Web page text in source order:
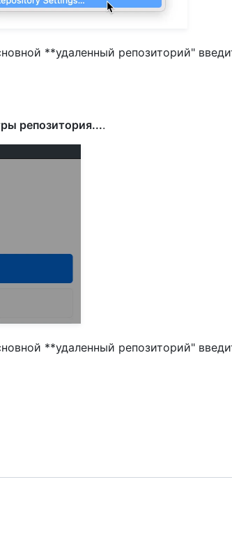
**удаленный репозиторий"
репозитория....
**удаленный репозиторий"